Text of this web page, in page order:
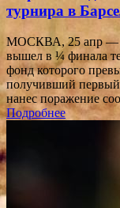
турнира в
МОСКВА, 25 апр —
вышел в ¼ финала
фонд которого
получивший первый
нанес поражение
Подробнее